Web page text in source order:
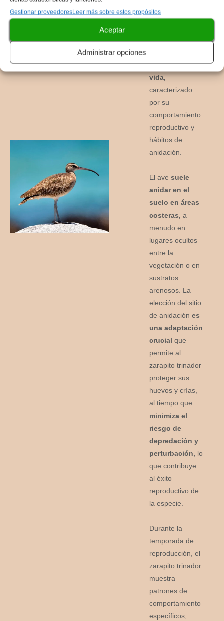
Gestionar proveedoresLeer más sobre estos propósitos
Aceptar
Administrar opciones
reproducción del
es un aspecto
su historia de
vida,
caracterizado
por su
comportamiento
reproductivo y
hábitos de
anidación.
El avesuele
anidar en el
suelo en áreas
costeras, a
menudo en
lugares ocultos
entre la
vegetación o en
sustratos
arenosos. La
elección del sitio
de anidaciónes
una adaptación
crucial que
permite al
zarapito trinador
proteger sus
huevos y crías,
al tiempo que
minimiza el
riesgo de
depredación y
perturbación, lo
que contribuye
al éxito
reproductivo de
la especie.
Durante la
temporada de
reproducción, el
zarapito trinador
muestra
patrones de
comportamiento
específicos,